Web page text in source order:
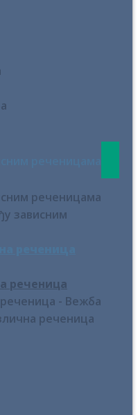
реченицама
зависним
реченица
- Вежба
реченица